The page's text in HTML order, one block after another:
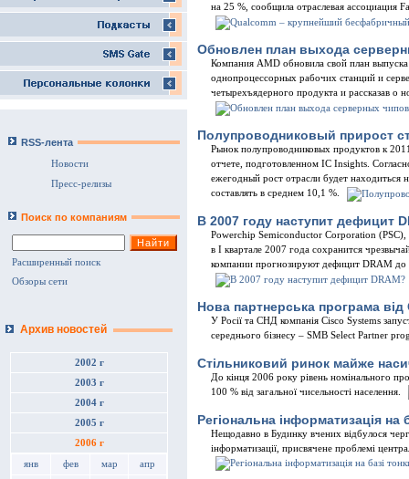
RSS-лента
Новости
Пресс-релизы
Поиск по компаниям
Расширенный поиск
Обзоры сети
Архив новостей
2002 г
2003 г
2004 г
2005 г
2006 г
янв фев мар апр
на 25 %, сообщила отраслевая ассоциация
Обновлен план выхода
Компания AMD обновила свой план
однопроцессорных рабочих станций и
четырехъядерного продукта и рассказав о
Полупроводниковый прирост
Рынок полупроводниковых продуктов к
отчете, подготовленном IC Insights.
ежегодный рост отрасли будет
составлять в среднем 10,1 %.
В 2007 году наступит дефицит
Powerchip Semiconductor Corporation
в I квартале 2007 года сохранится
компании прогнозируют дефицит DRAM до
Нова партнерська програма від
У Росiї та СНД компанiя Cisco Systems
середнього бiзнесу – SMB Select Partner
Стiльниковий ринок майже
До кiнця 2006 року рiвень номiнального
100 % вiд загальної чисельностi населення.
Регіональна інформатизація на
Нещодавно в Будинку вчених вiдбулося
iнформатизацiї, присвячене проблемi